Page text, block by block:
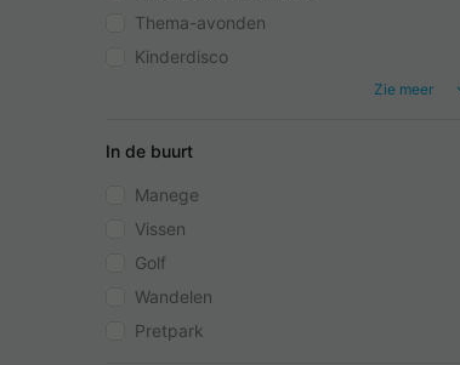
Thema-avonden
Kinderdisco
Zie meer
In de buurt
Manege
Vissen
Golf
Wandelen
Pretpark